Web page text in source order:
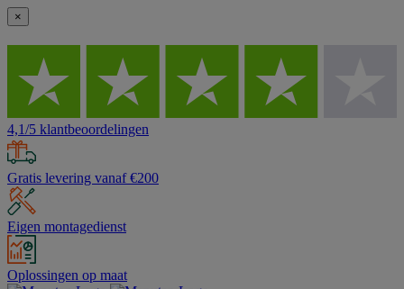
×
4,1/5 klantbeoordelingen
Gratis levering vanaf €200
Eigen montagedienst
Oplossingen op maat